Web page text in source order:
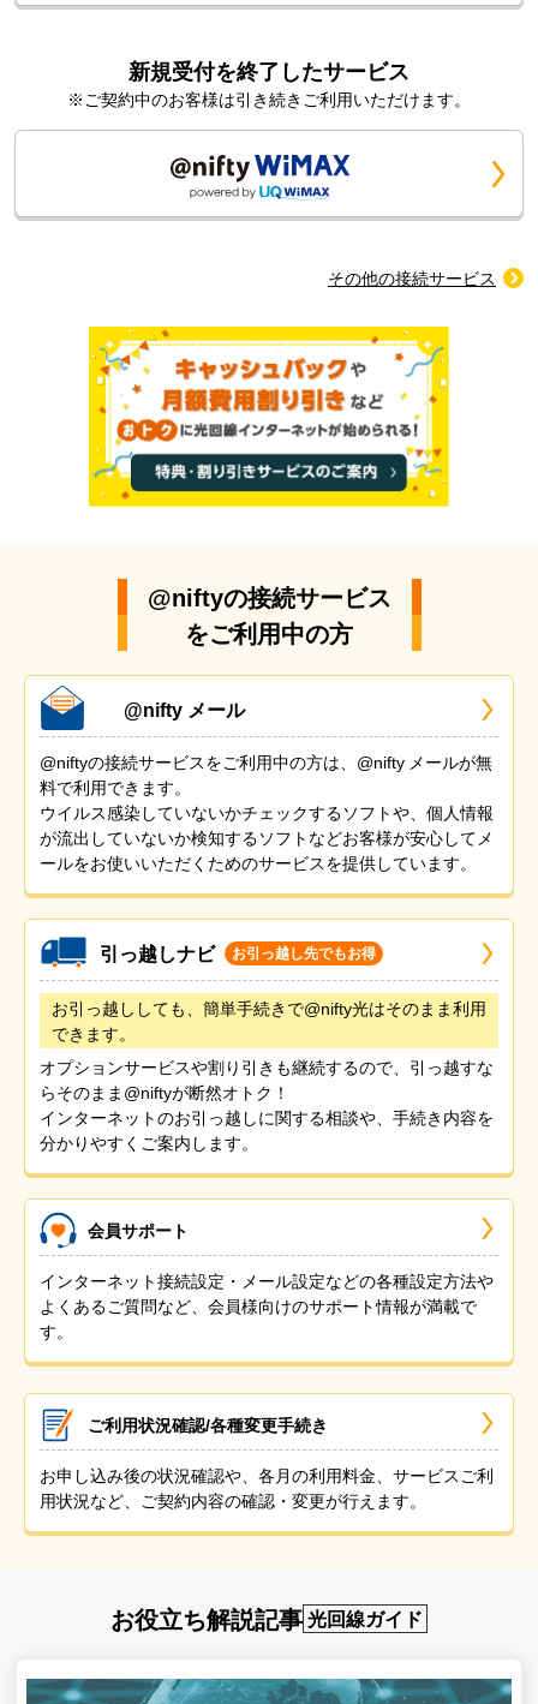
新規受付を終了したサービス
※ご契約中のお客様は引き続きご利用いただけます。
その他の接続サービス
@niftyの接続サービス
をご利用中の方
@nifty メール
@niftyの接続サービスをご利用中の方は、@nifty メールが無
料で利用できます。
ウイルス感染していないかチェックするソフトや、個人情報
が流出していないか検知するソフトなどお客様が安心してメ
ールをお使いいただくためのサービスを提供しています。
引っ越しナビ お引っ越し先でもお得
お引っ越ししても、簡単手続きで@nifty光はそのまま利用
できます。
オプションサービスや割り引きも継続するので、引っ越すな
らそのまま@niftyが断然オトク！
インターネットのお引っ越しに関する相談や、手続き内容を
分かりやすくご案内します。
会員サポート
インターネット接続設定・メール設定などの各種設定方法や
よくあるご質問など、会員様向けのサポート情報が満載で
す。
ご利用状況確認/各種変更手続き
お申し込み後の状況確認や、各月の利用料金、サービスご利
用状況など、ご契約内容の確認・変更が行えます。
お役立ち解説記事光回線ガイド